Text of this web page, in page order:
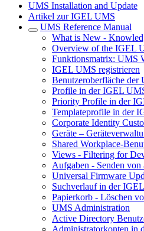
UMS Installation and Update
Artikel zur IGEL UMS
UMS Reference Manual
What is New -
Overview of the IGEL
Funktionsmatrix: UMS
IGEL UMS registrieren
Benutzeroberfläche der
Profile in der IGEL
Priority Profile in der
Templateprofile in der
Corporate Identity
Geräte –
Shared Workplace-
Views - Filtering for
Aufgaben - Senden
Universal Firmware
Suchverlauf in der
Papierkorb - Löschen
UMS Administration
Active Directory
Administratorkonten in